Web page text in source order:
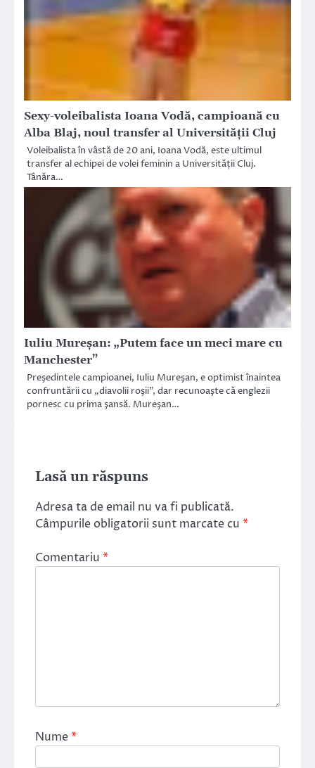
Sexy-voleibalista Ioana Vodă, campioană cu
Alba Blaj, noul transfer al Universității Cluj
Voleibalista în vâstă de 20 ani, Ioana Vodă, este ultimul
transfer al echipei de volei feminin a Universității Cluj.
Tânăra…
Iuliu Mureşan: „Putem face un meci mare cu
Manchester”
Preşedintele campioanei, Iuliu Mureşan, e optimist înaintea
confruntării cu „diavolii roşii”, dar recunoaşte că englezii
pornesc cu prima şansă. Mureşan…
Lasă un răspuns
Adresa ta de email nu va fi publicată.
Câmpurile obligatorii sunt marcate cu *
Comentariu *
Nume*